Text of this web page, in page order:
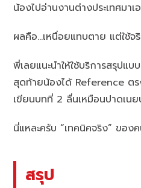
น้องไปอ่านงานต่างประเทศมา
ผลคือ…เหนื่อยแทบตาย แต่ใช้จ
พี่เลยแนะนำให้ใช้บริการสรุปแบ
สุดท้ายน้องได้ Reference ตร
เขียนบทที่ 2 ลื่นเหมือนปาดเน
นี่แหละครับ “เทคนิคจริง” ของ
สรุป